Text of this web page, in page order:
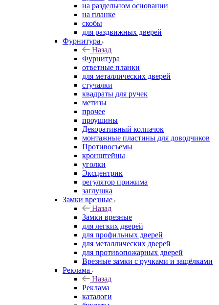
на раздельном основании
на планке
скобы
для раздвижных дверей
Фурнитура
Назад
Фурнитура
ответные планки
для металлических дверей
стучалки
квадраты для ручек
метизы
прочее
проушины
Декоративный колпачок
монтажные пластины для доводчиков
Противосъемы
кронштейны
уголки
Эксцентрик
регулятор прижима
заглушка
Замки врезные
Назад
Замки врезные
для легких дверей
для профильных дверей
для металлических дверей
для противопожарных дверей
Врезные замки с ручками и защёлками
Реклама
Назад
Реклама
каталоги